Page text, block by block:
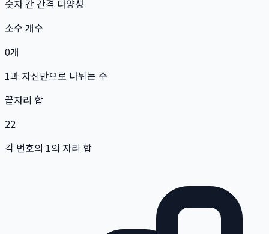
숫자 간 간격 다양성
소수 개수
0개
1과 자신만으로 나뉘는 수
끝자리 합
22
각 번호의 1의 자리 합